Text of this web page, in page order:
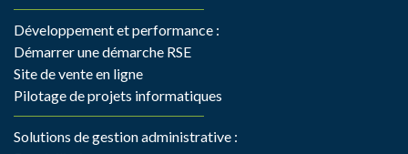
Développement et performance :
Démarrer une démarche RSE
Site de vente en ligne
Pilotage de projets informatiques
Solutions de gestion administrative :